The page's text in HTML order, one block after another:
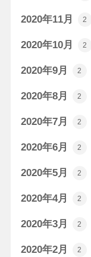
2020年11月 2
2020年10月 2
2020年9月 2
2020年8月 2
2020年7月 2
2020年6月 2
2020年5月 2
2020年4月 2
2020年3月 2
2020年2月 2